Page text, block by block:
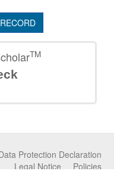
TM
Protection Declaration
Policies
Legal Notice